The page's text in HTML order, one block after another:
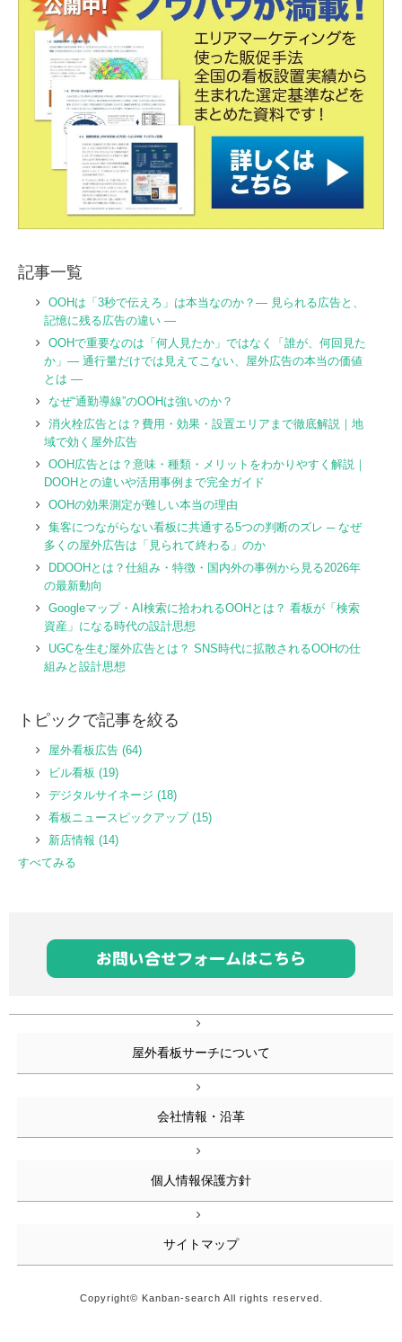
記事一覧
OOHは「3秒で伝えろ」は本当なのか？― 見られる広告と、
記憶に残る広告の違い ―
OOHで重要なのは「何人見たか」ではなく「誰が、何回見た
か」― 通行量だけでは見えてこない、屋外広告の本当の価値
とは ―
なぜ“通勤導線”のOOHは強いのか？
消火栓広告とは？費用・効果・設置エリアまで徹底解説｜地
域で効く屋外広告
OOH広告とは？意味・種類・メリットをわかりやすく解説｜
DOOHとの違いや活用事例まで完全ガイド
OOHの効果測定が難しい本当の理由
集客につながらない看板に共通する5つの判断のズレ ─ なぜ
多くの屋外広告は「見られて終わる」のか
DDOOHとは？仕組み・特徴・国内外の事例から見る2026年
の最新動向
Googleマップ・AI検索に拾われるOOHとは？ 看板が「検索
資産」になる時代の設計思想
UGCを生む屋外広告とは？ SNS時代に拡散されるOOHの仕
組みと設計思想
トピックで記事を絞る
屋外看板広告 (64)
ビル看板 (19)
デジタルサイネージ (18)
看板ニュースピックアップ (15)
新店情報 (14)
すべてみる
屋外看板サーチについて
会社情報・沿革
個人情報保護方針
サイトマップ
Copyright© Kanban-search All rights reserved.